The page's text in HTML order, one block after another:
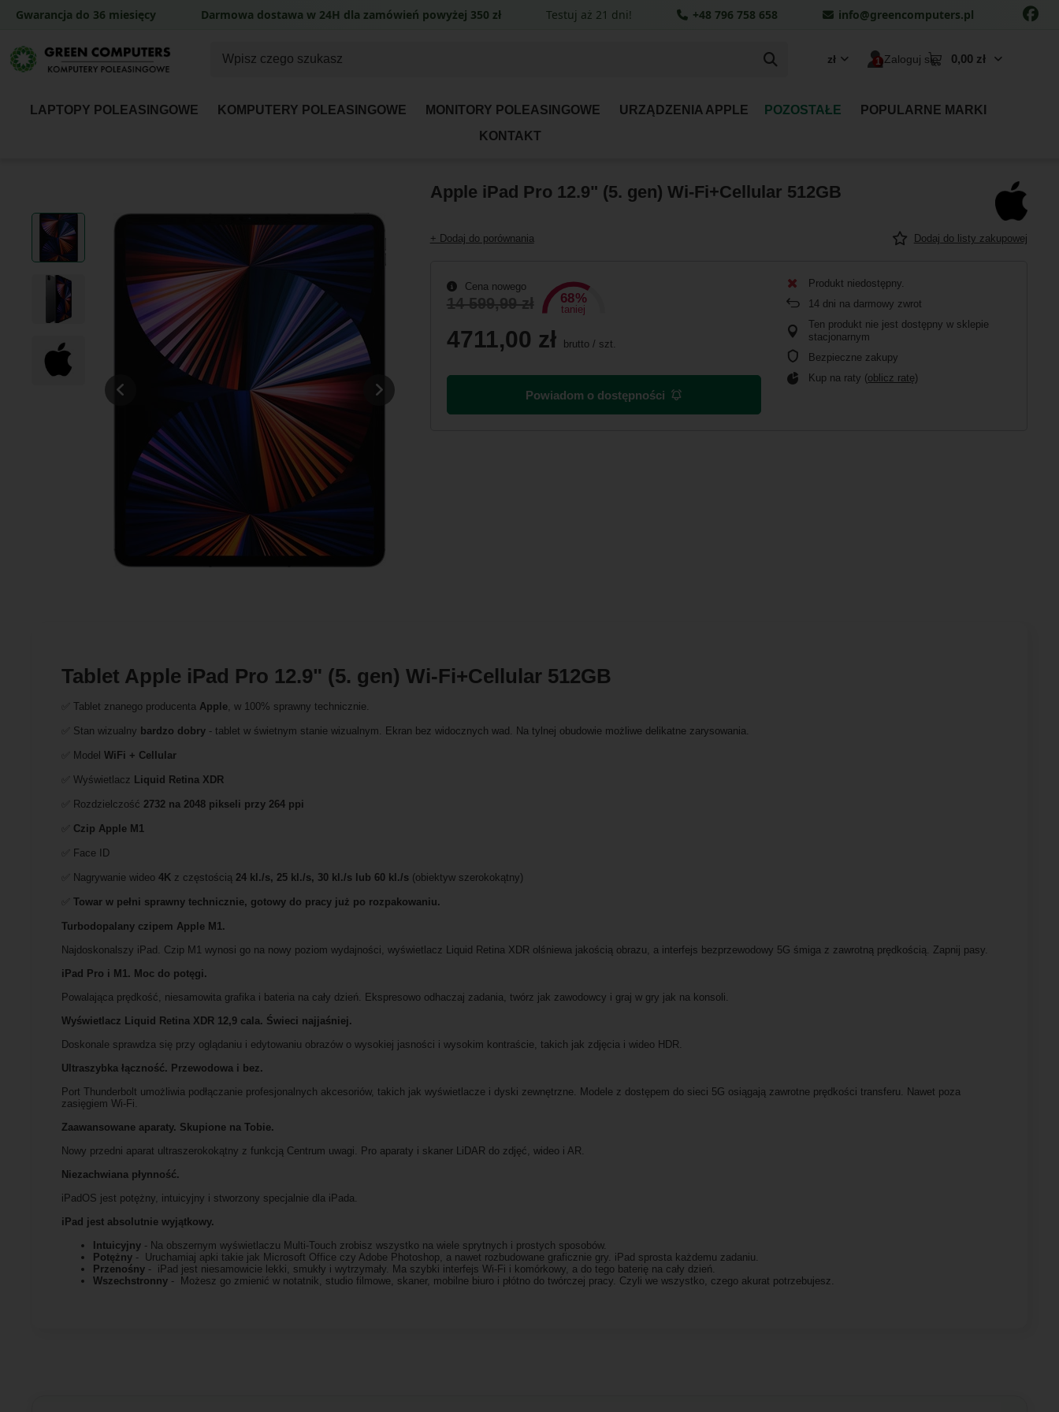
zł Zaloguj się 0,00 zł
LAPTOPY POLEASINGOWE KOMPUTERY POLEASINGOWE MONITORY POLEASINGOWE URZĄDZENIA APPLE POZOSTAŁE
POPULARNE MARKI
KONTAKT
Apple iPad Pro 12.9" (5. gen) Wi-Fi+Cellular 512GB
+ Dodaj do porównania Dodaj do listy zakupowej
Cena nowego
14 599,99 zł 68%
taniej
4711,00 zł brutto/ szt.
Powiadom o dostępności
Produkt niedostępny
14 dni na darmowy zwrot
Ten produkt nie jest dostępny w sklepie
stacjonarnym
Bezpieczne zakupy
Kup na raty (oblicz ratę)
Tablet Apple iPad Pro 12.9" (5. gen) Wi-Fi+Cellular 512GB
✅ Tablet znanego producenta Apple, w 100% sprawny technicznie.
✅ Stan wizualny bardzo dobry - tablet w świetnym stanie wizualnym. Ekran bez widocznych wad. Na tylnej obudowie możliwe delikatne zarysowania.
✅ Model WiFi + Cellular
✅ Wyświetlacz Liquid Retina XDR
✅ Rozdzielczość 2732 na 2048 pikseli przy 264 ppi
Czip Apple M1
✅ Face ID
✅ Nagrywanie wideo4K z częstością 24 kl./s, 25 kl./s, 30 kl./s lub 60 kl./s (obiektyw szerokokątny)
✅Towar w pełni sprawny technicznie, gotowy do pracy już po rozpakowaniu.
Turbodopalany czipem Apple M1.
Najdoskonalszy iPad. Czip M1 wynosi go na nowy poziom wydajności, wyświetlacz Liquid Retina XDR olśniewa jakością obrazu, a interfejs bezprzewodowy 5G śmiga z zawrotną prędkością. Zapnij pasy.
iPad Pro i M1. Moc do potęgi.
Powalająca prędkość, niesamowita grafika i bateria na cały dzień. Ekspresowo odhaczaj zadania, twórz jak zawodowcy i graj w gry jak na konsoli.
Wyświetlacz Liquid Retina XDR 12,9 cala. Świeci najjaśniej.
Doskonale sprawdza się przy oglądaniu i edytowaniu obrazów o wysokiej jasności i wysokim kontraście, takich jak zdjęcia i wideo HDR.
Ultraszybka łączność. Przewodowa i bez.
Port Thunderbolt umożliwia podłączanie profesjonalnych akcesoriów, takich jak wyświetlacze i dyski zewnętrzne. Modele z dostępem do sieci 5G osiągają zawrotne prędkości transferu. Nawet poza
zasięgiem Wi-Fi.
Zaawansowane aparaty. Skupione na Tobie.
Nowy przedni aparat ultraszerokokątny z funkcją Centrum uwagi. Pro aparaty i skaner LiDAR do zdjęć, wideo i AR.
Niezachwiana płynność.
iPadOS jest potężny, intuicyjny i stworzony specjalnie dla iPada.
iPad jest absolutnie wyjątkowy.
Intuicyjny - Na obszernym wyświetlaczu Multi-Touch zrobisz wszystko na wiele sprytnych i prostych sposobów.
Potężny - Uruchamiaj apki takie jak Microsoft Office czy Adobe Photoshop, a nawet rozbudowane graficznie gry. iPad sprosta każdemu zadaniu.
Przenośny - iPad jest niesamowicie lekki, smukły i wytrzymały. Ma szybki interfejs Wi-Fi i komórkowy, a do tego baterię na cały dzień.
Wszechstronny - Możesz go zmienić w notatnik, studio filmowe, skaner, mobilne biuro i płótno do twórczej pracy. Czyli we wszystko, czego akurat potrzebujesz.
Gwarancja do 36 miesięcy Darmowa dostawa w 24H dla zamówień powyżej 350 zł Testuj aż 21 dni! +48 796 758 658 info@greencomputers.pl